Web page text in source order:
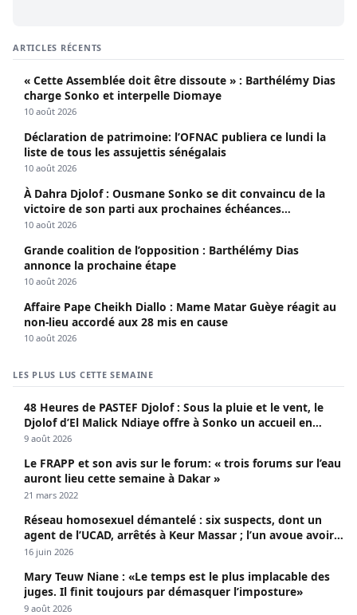
ARTICLES RÉCENTS
« Cette Assemblée doit être dissoute » : Barthélémy Dias
charge Sonko et interpelle Diomaye
10 août 2026
Déclaration de patrimoine: l’OFNAC publiera ce lundi la
liste de tous les assujettis sénégalais
10 août 2026
À Dahra Djolof : Ousmane Sonko se dit convaincu de la
victoire de son parti aux prochaines échéances
électorales.
10 août 2026
Grande coalition de l’opposition : Barthélémy Dias
annonce la prochaine étape
10 août 2026
Affaire Pape Cheikh Diallo : Mame Matar Guèye réagit au
non-lieu accordé aux 28 mis en cause
10 août 2026
LES PLUS LUS CETTE SEMAINE
48 Heures de PASTEF Djolof : Sous la pluie et le vent, le
Djolof d’El Malick Ndiaye offre à Sonko un accueil en
apothéose
9 août 2026
Le FRAPP et son avis sur le forum: « trois forums sur l’eau
auront lieu cette semaine à Dakar »
21 mars 2022
Réseau homosexuel démantelé : six suspects, dont un
agent de l’UCAD, arrêtés à Keur Massar ; l’un avoue avoir
propagé le VIH depuis 2018
16 juin 2026
Mary Teuw Niane : «Le temps est le plus implacable des
juges. Il finit toujours par démasquer l’imposture»
9 août 2026